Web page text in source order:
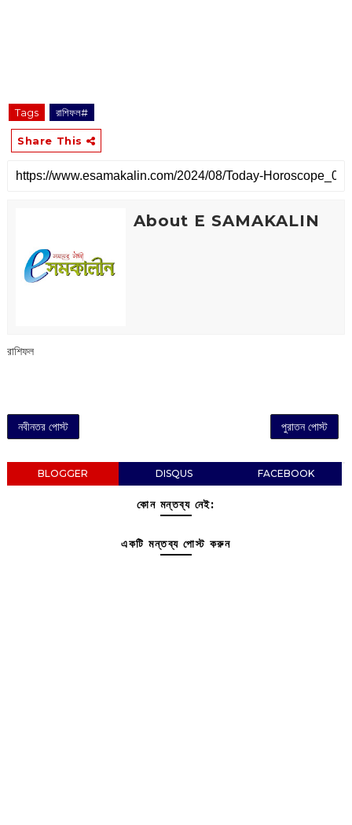
Tags রাশিফল#
Share This
About E SAMAKALIN
রাশিফল
নবীনতর পোস্ট পুরাতন পোস্ট
BLOGGER DISQUS FACEBOOK
কোন মন্তব্য নেই:
একটি মন্তব্য পোস্ট করুন